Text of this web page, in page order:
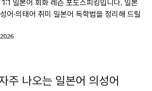
일본어 회화 레슨 포도스피킹입니다. 일본
어·의태어 취미 일본어 독학법을 정리해 드릴
주 나오는 일본어 의성어